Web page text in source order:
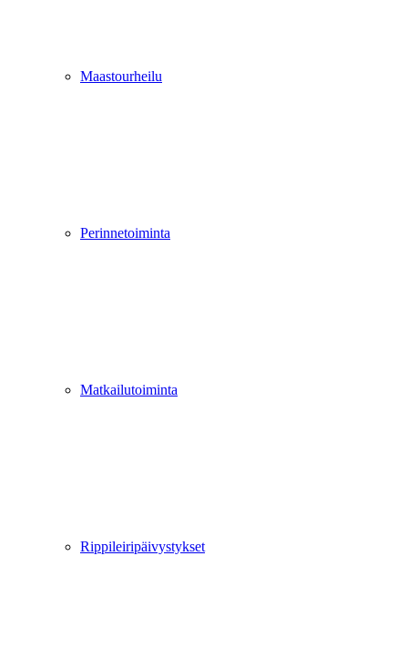
Maastourheilu
Perinnetoiminta
Matkailutoiminta
Rippileiripäivystykset